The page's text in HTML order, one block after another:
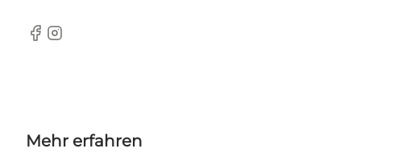
Facebook
Instagram
Mehr erfahren